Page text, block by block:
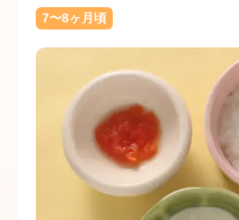
7〜8ヶ月頃